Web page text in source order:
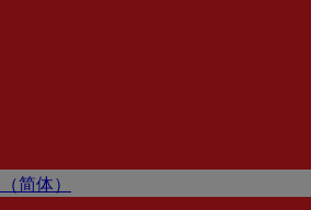
简体）